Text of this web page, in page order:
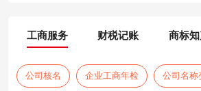
工商服务 财税记账 商标
公司核名 企业工商年检 公司名称